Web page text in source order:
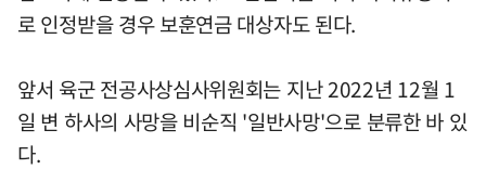
로 인정받을 경우 보훈연금 대상자도 된다.
앞서 육군 전공사상심사위원회는 지난 2022년 12월 1
일 변 하사의 사망을 비순직 '일반사망'으로 분류한 바 있
다.